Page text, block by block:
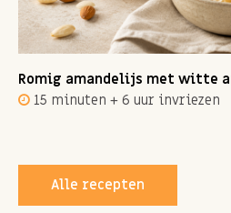
Kan TARWE, HAVER, NOTEN,
bevatten.
Romig amandelijs met witte
15 minuten + 6 uur invriezen
Alle recepten